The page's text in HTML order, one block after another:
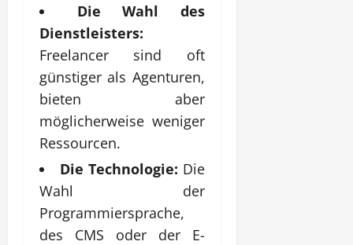
Die Wahl des
Dienstleisters:
Freelancer sind oft
günstiger als Agenturen,
bieten aber
möglicherweise weniger
Ressourcen.
Die Technologie: Die
Wahl der
Programmiersprache,
des CMS oder der E-